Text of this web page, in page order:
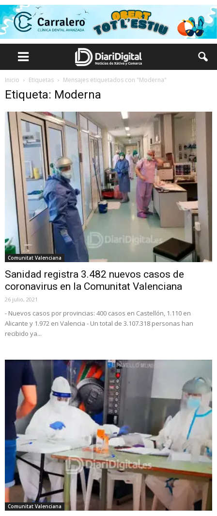
Inicio Etiquetas Mensajes etiquetados con "Moderna"
Etiqueta: Moderna
Comunitat Valenciana
Sanidad registra 3.482 nuevos casos de
coronavirus en la Comunitat Valenciana
26 julio, 2021
- Nuevos casos por provincias: 400 casos en Castellón, 1.110 en
Alicante y 1.972 en Valencia - Un total de 3.107.318 personas han
recibido ya...
Comunitat Valenciana